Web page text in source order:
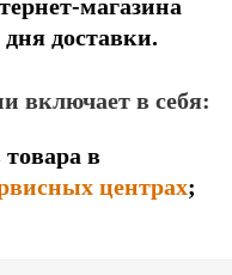
магазина
доставки.
включает в себя:
товара в
центрах;